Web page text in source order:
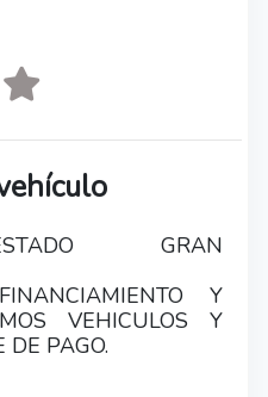
GRAN
Y
VEHICULOS Y
DE PAGO.